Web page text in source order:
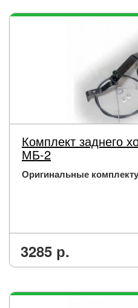
Комплект заднего
МБ-2
Оригинальные
3285 р.